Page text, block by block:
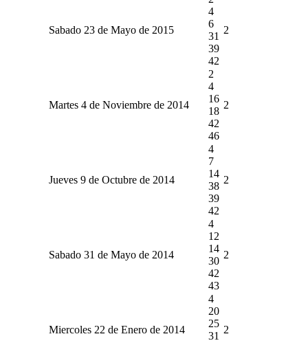
Sabado 23 de Mayo de 2015
4
6
31
39
42
2
Martes 4 de Noviembre de 2014
2
4
16
18
42
46
2
Jueves 9 de Octubre de 2014
4
7
14
38
39
42
2
Sabado 31 de Mayo de 2014
4
12
14
30
42
43
2
Miercoles 22 de Enero de 2014
4
20
25
31
2